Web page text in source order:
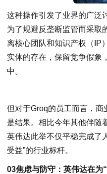
这种操作引发了业界的广泛
为了规避反垄断监管而采取
离核心团队和知识产权（IP
实体的存在，保留竞争假象
中。
但对于Groq的员工而言，
是结果。相比今年其他伴随
英伟达此举不仅平稳完成了
受益”的行业标杆。
03焦虑与防守：英伟达在为